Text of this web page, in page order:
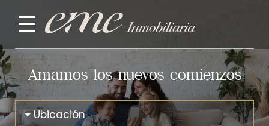
Amamos los nuevos comienzos
Ubicación